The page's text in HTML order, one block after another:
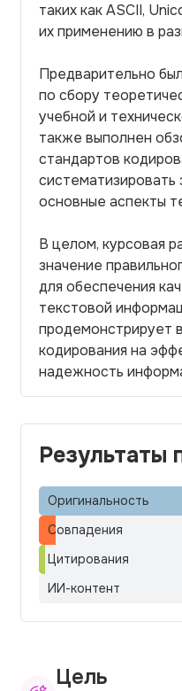
таких как ASCII,
их применению в
Предварительно
по сбору
учебной и
также выполнен
стандартов
систематизировать
основные аспекты
В целом, курсовая
значение
для обеспечения
текстовой
продемонстрирует
кодирования на
надежность
Результаты
Оригинальность
Совпадения
Цитирования
ИИ-контент
Цель